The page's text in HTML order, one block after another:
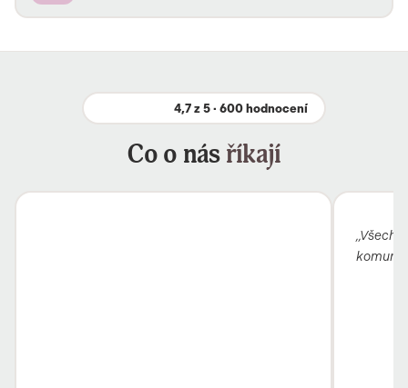
4,7 z 5 · 600 hodnocení
Co o násříkají